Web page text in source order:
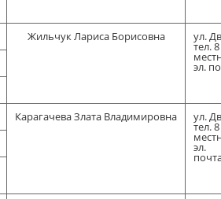
Жильчук Лариса Борисовна ул.
тел.
эл.
Карагачева Злата Владимировна ул.
тел.
эл.